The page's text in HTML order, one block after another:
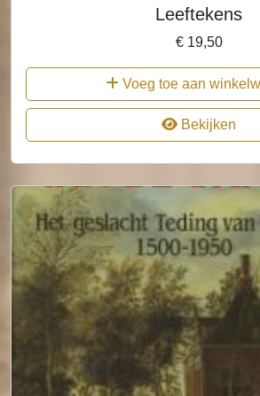
Leeftekens
€19,50
Voeg toe aan
Bekijken